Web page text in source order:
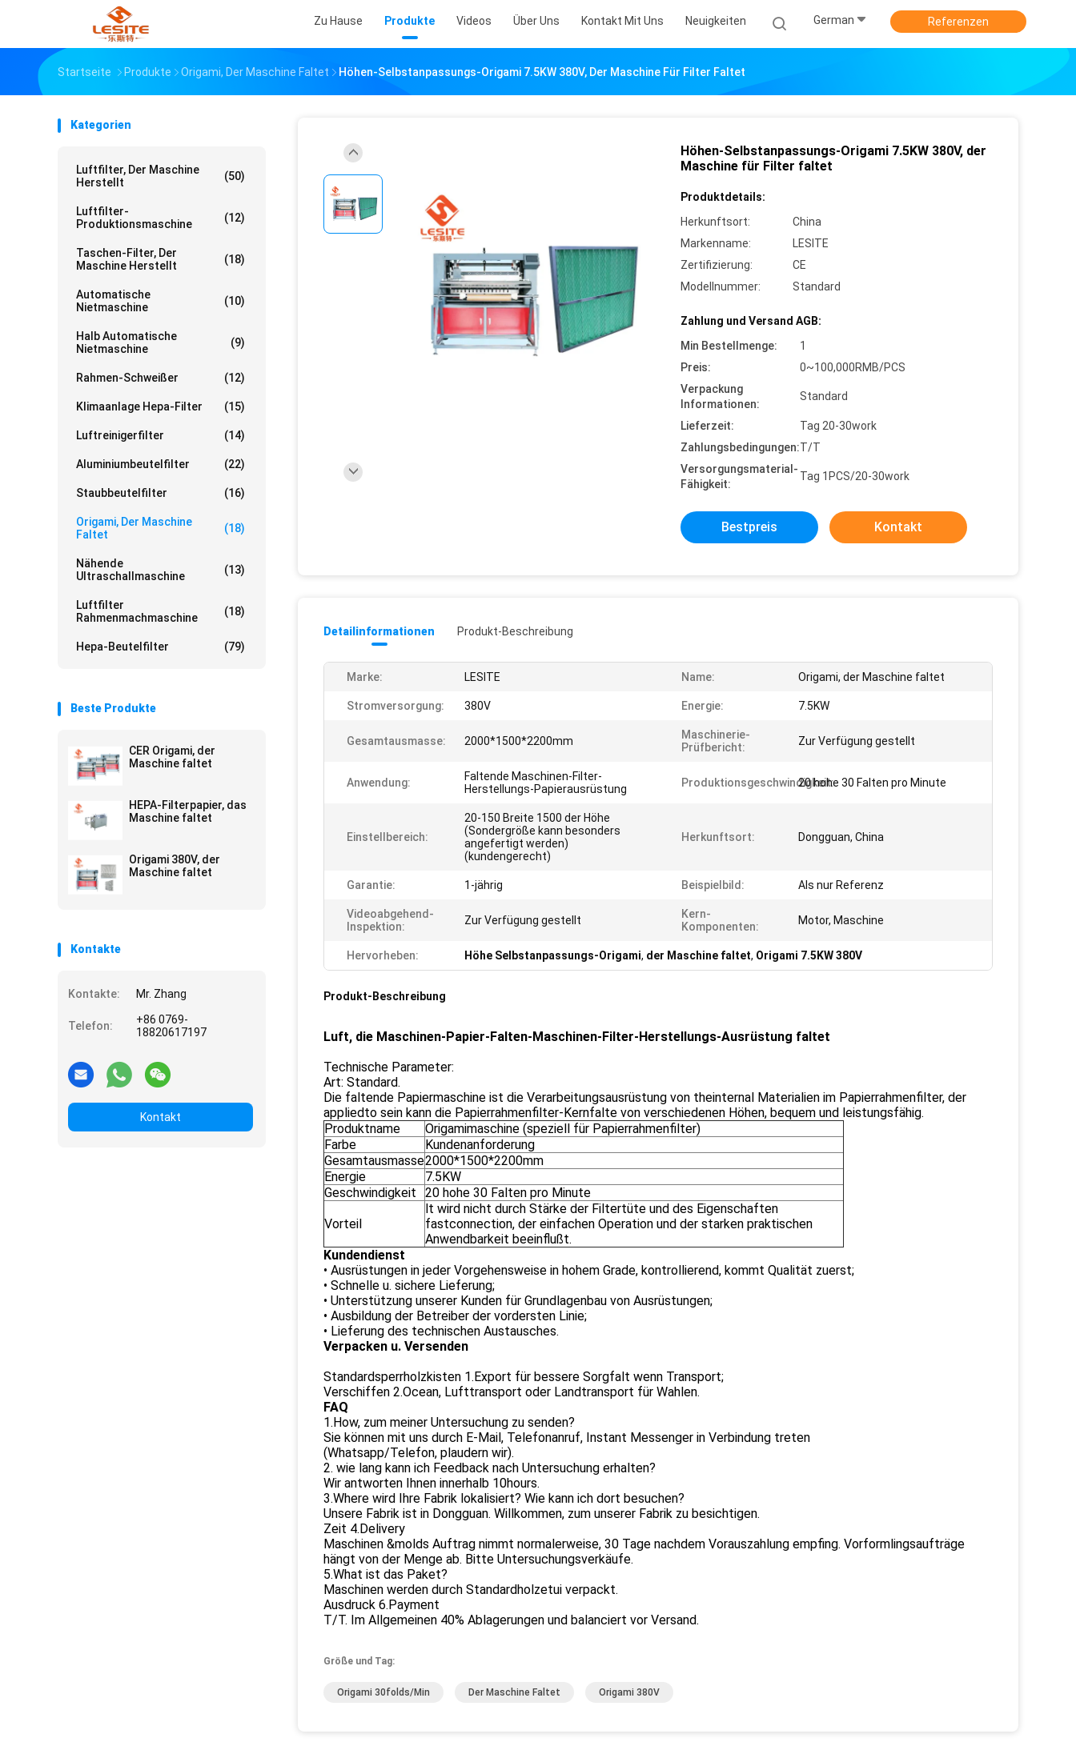
Zu Hause Produkte Videos Über Uns Kontakt Mit Uns Neuigkeiten German Referenzen
Startseite Produkte Origami, Der Maschine Faltet Höhen-Selbstanpassungs-Origami 7.5KW 380V, Der Maschine Für Filter Faltet
Kategorien
Luftfilter, Der Maschine
Herstellt
(50)
Luftfilter-
Produktionsmaschine
(12)
Taschen-Filter, Der
Maschine Herstellt
(18)
Automatische
Nietmaschine
(10)
Halb Automatische
Nietmaschine
(9)
Rahmen-Schweißer (12)
Klimaanlage Hepa-Filter (15)
Luftreinigerfilter (14)
Aluminiumbeutelfilter (22)
Staubbeutelfilter (16)
Origami, Der Maschine
Faltet
(18)
Nähende
Ultraschallmaschine
(13)
Luftfilter
Rahmenmachmaschine
(18)
Hepa-Beutelfilter (79)
Beste Produkte
CER Origami, der
Maschine faltet
HEPA-Filterpapier, das
Maschine faltet
Origami 380V, der
Maschine faltet
Kontakte
Kontakte: Mr. Zhang
Telefon:
+86 0769-
18820617197
Kontakt
Höhen-Selbstanpassungs-Origami 7.5KW 380V, der
Maschine für Filter faltet
Produktdetails:
Herkunftsort:
China
Markenname:
LESITE
Zertifizierung:
CE
Modellnummer:
Standard
Zahlung und Versand AGB:
Min Bestellmenge:
1
Preis:
0~100,000RMB/PCS
Verpackung
Informationen:
Standard
Lieferzeit:
Tag 20-30work
Zahlungsbedingungen:T/T
Versorgungsmaterial-
Fähigkeit:
Tag 1PCS/20-30work
Bestpreis Kontakt
Detailinformationen Produkt-Beschreibung
Marke: LESITE Name: Origami, der Maschine faltet
Stromversorgung: 380V Energie: 7.5KW
Gesamtausmasse: 2000*1500*2200mm
Maschinerie-
Prüfbericht:
Zur Verfügung gestellt
Anwendung:
Faltende Maschinen-Filter-
Herstellungs-Papierausrüstung
Produktionsgeschwindigkeit:20 hohe 30 Falten pro Minute
Einstellbereich:
20-150 Breite 1500 der Höhe
(Sondergröße kann besonders
angefertigt werden)
(kundengerecht)
Herkunftsort: Dongguan, China
Garantie: 1-jährig Beispielbild: Als nur Referenz
Videoabgehend-
Inspektion:
Zur Verfügung gestellt
Kern-
Komponenten:
Motor, Maschine
Hervorheben: Höhe Selbstanpassungs-Origami, der Maschine faltet, Origami 7.5KW 380V
Produkt-Beschreibung
Luft, die Maschinen-Papier-Falten-Maschinen-Filter-Herstellungs-Ausrüstung faltet
Technische Parameter:
Art: Standard.
Die faltende Papiermaschine ist die Verarbeitungsausrüstung von theinternal Materialien im Papierrahmenfilter, der
appliedto sein kann die Papierrahmenfilter-Kernfalte von verschiedenen Höhen, bequem und leistungsfähig.
Produktname
Origamimaschine (speziell für Papierrahmenfilter)
Farbe
Kundenanforderung
Gesamtausmasse2000*1500*2200mm
Energie
7.5KW
Geschwindigkeit
20 hohe 30 Falten pro Minute
Vorteil
lt wird nicht durch Stärke der Filtertüte und des Eigenschaften
fastconnection, der einfachen Operation und der starken praktischen
Anwendbarkeit beeinflußt.
Kundendienst
• Ausrüstungen in jeder Vorgehensweise in hohem Grade, kontrollierend, kommt Qualität zuerst;
• Schnelle u. sichere Lieferung;
• Unterstützung unserer Kunden für Grundlagenbau von Ausrüstungen;
• Ausbildung der Betreiber der vordersten Linie;
• Lieferung des technischen Austausches.
Verpacken u. Versenden
Standardsperrholzkisten 1.Export für bessere Sorgfalt wenn Transport;
Verschiffen 2.Ocean, Lufttransport oder Landtransport für Wahlen.
FAQ
1.How, zum meiner Untersuchung zu senden?
Sie können mit uns durch E-Mail, Telefonanruf, Instant Messenger in Verbindung treten
(Whatsapp/Telefon, plaudern wir).
2. wie lang kann ich Feedback nach Untersuchung erhalten?
Wir antworten Ihnen innerhalb 10hours.
3.Where wird Ihre Fabrik lokalisiert? Wie kann ich dort besuchen?
Unsere Fabrik ist in Dongguan. Willkommen, zum unserer Fabrik zu besichtigen.
Zeit 4.Delivery
Maschinen &molds Auftrag nimmt normalerweise, 30 Tage nachdem Vorauszahlung empfing. Vorformlingsaufträge
hängt von der Menge ab. Bitte Untersuchungsverkäufe.
5.What ist das Paket?
Maschinen werden durch Standardholzetui verpackt.
Ausdruck 6.Payment
T/T. Im Allgemeinen 40% Ablagerungen und balanciert vor Versand.
Größe und Tag:
Origami 30folds/min Der Maschine Faltet Origami 380V